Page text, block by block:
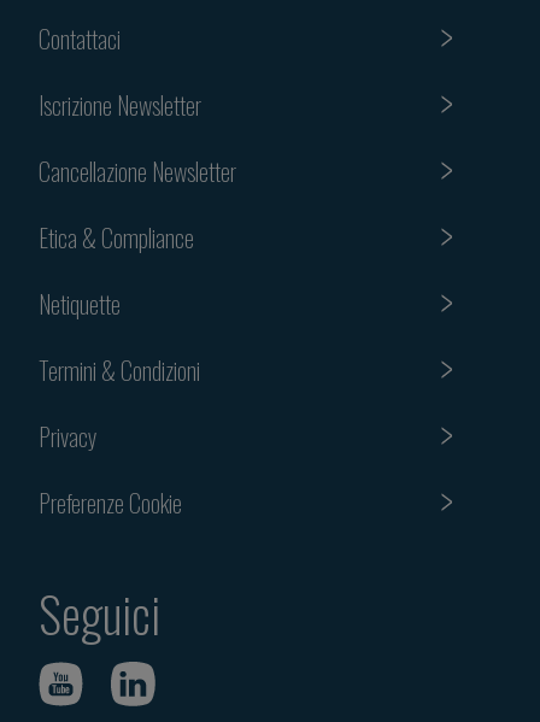
Contattaci
Iscrizione Newsletter
Cancellazione Newsletter
Etica & Compliance
Netiquette
Termini & Condizioni
Privacy
Preferenze Cookie
Seguici